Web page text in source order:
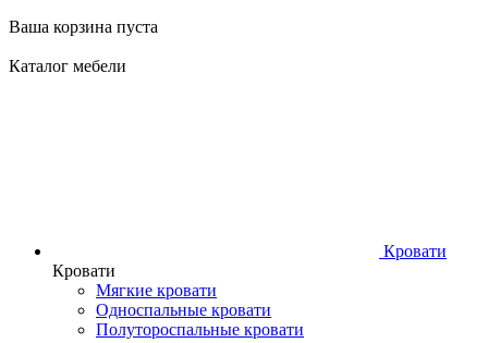
Ваша корзина пуста
Каталог мебели
Кровати
Кровати
Мягкие кровати
Односпальные кровати
Полутороспальные кровати